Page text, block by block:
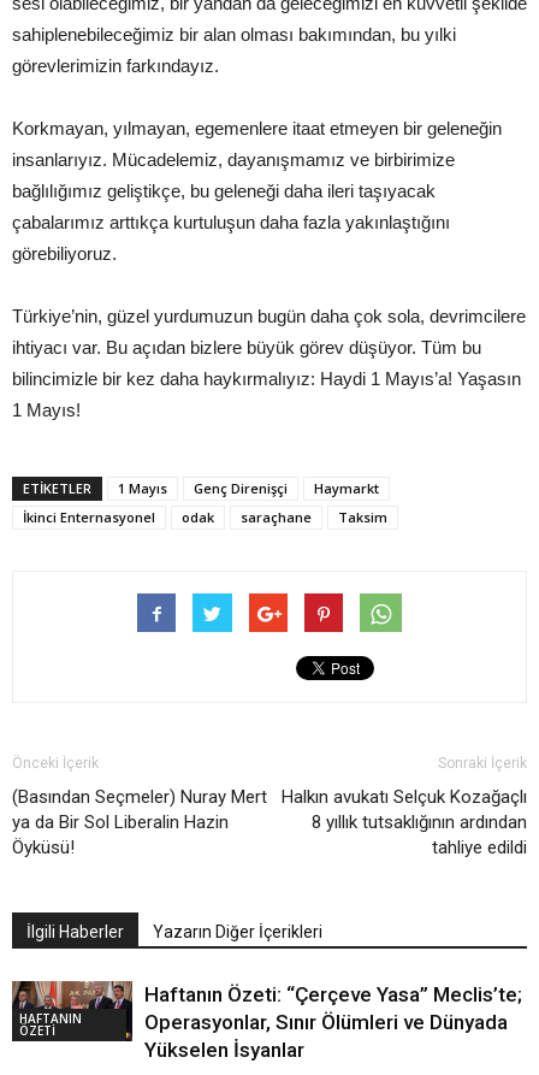
sahiplenebileceğimiz bir alan olması bakımından, bu yılki
görevlerimizin farkındayız.
Korkmayan, yılmayan, egemenlere itaat etmeyen bir geleneğin
insanlarıyız. Mücadelemiz, dayanışmamız ve birbirimize
bağlılığımız geliştikçe, bu geleneği daha ileri taşıyacak
çabalarımız arttıkça kurtuluşun daha fazla yakınlaştığını
görebiliyoruz.
Türkiye’nin, güzel yurdumuzun bugün daha çok sola, devrimcilere
ihtiyacı var. Bu açıdan bizlere büyük görev düşüyor. Tüm bu
bilincimizle bir kez daha haykırmalıyız: Haydi 1 Mayıs’a! Yaşasın
1 Mayıs!
ETIKETLER 1 Mayıs Genç Direnişçi
Haymarkt
İkinci Enternasyonel
odak saraçhane Taksim
Önceki İçerik
(Basından Seçmeler) Nuray Mert
ya da Bir Sol Liberalin Hazin
Öyküsü!
Sonraki İçerik
Halkın avukatı Selçuk Kozağaçlı
8 yıllık tutsaklığının ardından
tahliye edildi
İlgili Haberler Yazarın Diğer İçerikleri
HAFTANIN
ÖZETİ
Haftanın Özeti: “Çerçeve Yasa” Meclis’te;
Operasyonlar, Sınır Ölümleri ve Dünyada
Yükselen İsyanlar